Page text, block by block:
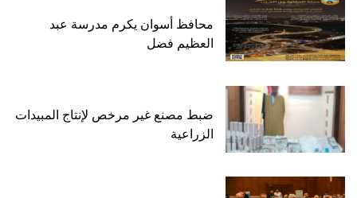
محافظ أسوان يكرم مدرسة عبد
العظيم فضل
ضبط مصنع غير مرخص لإنتاج المبيدات
الزراعية